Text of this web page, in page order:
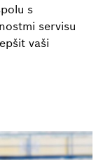
s
servisu
vaši